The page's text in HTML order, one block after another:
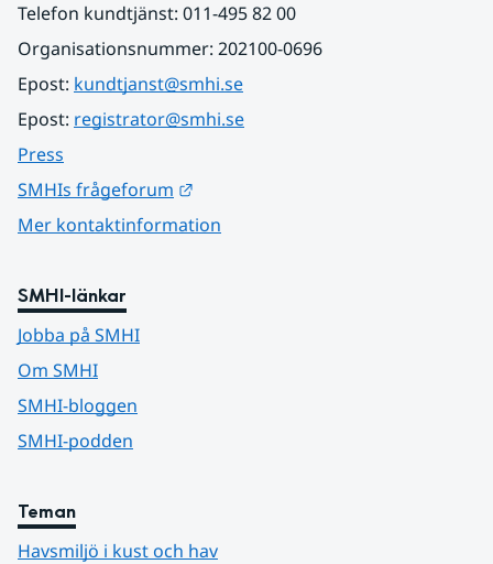
Telefon kundtjänst: 011-495 82 00
Organisationsnummer: 202100-0696
Epost: kundtjanst@smhi.se
Epost: registrator@smhi.se
Press
SMHIs frågeforum
Mer kontaktinformation
SMHI-länkar
Jobba på SMHI
Om SMHI
SMHI-bloggen
SMHI-podden
Teman
Havsmiljö i kust och hav